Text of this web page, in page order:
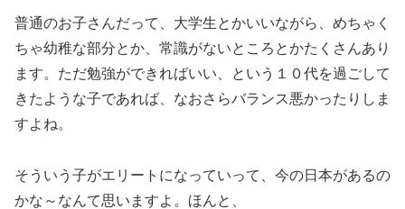
普通のお子さんだって、大学生とかいいながら、めちゃく
ちゃ幼稚な部分とか、常識がないところとかたくさんあり
ます。ただ勉強ができればいい、という１０代を過ごして
きたような子であれば、なおさらバランス悪かったりしま
すよね。
そういう子がエリートになっていって、今の日本があるの
かな～なんて思いますよ。ほんと、